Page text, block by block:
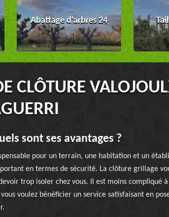
Abattage d'arbres 24
CLÔTURE
sont ses avantages ?
pour un terrain, une habitation et un
en termes de sécurité. La clôture grillage
trop isoler chez vous. Il est moins compliqué
voulez bénéficier un service satisfaisant en